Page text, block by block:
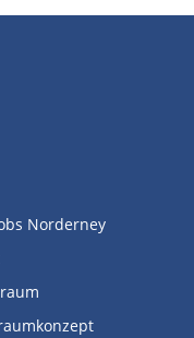
Norderney